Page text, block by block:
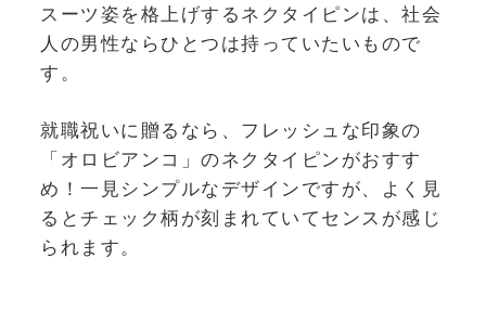
スーツ姿を格上げするネクタイピンは、社会
人の男性ならひとつは持っていたいもので
す。
就職祝いに贈るなら、フレッシュな印象の
「オロビアンコ」のネクタイピンがおすす
め！一見シンプルなデザインですが、よく見
るとチェック柄が刻まれていてセンスが感じ
られます。